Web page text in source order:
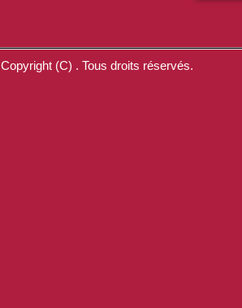
Copyright (C) . Tous droits réservés.